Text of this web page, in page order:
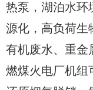
热泵，湖泊水环
源化，高负荷生
有机废水、重金
燃煤火电厂机组